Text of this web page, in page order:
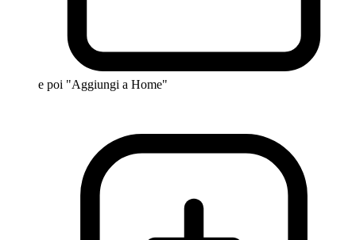
e poi "Aggiungi a Home"